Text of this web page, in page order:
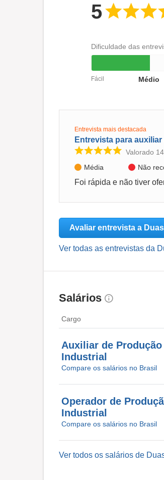
5
Dificuldade das
Fácil Médio
Entrevista mais destacada
Entrevista para
Valorado
Média
Não
Avaliar entrevista a
Ver todas as entrevistas da
Salários
Cargo
Auxiliar de Produção
Industrial
Compare os salários no Brasil
Operador de
Industrial
Compare os salários no Brasil
Ver todos os salários de